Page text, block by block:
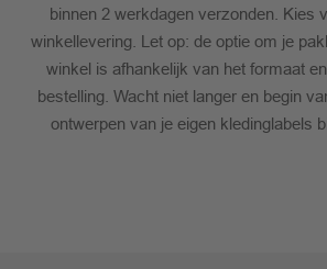
binnen 2 werkdagen verzonden. Kies
winkellevering. Let op: de optie om je
winkel is afhankelijk van het formaat
bestelling. Wacht niet langer en begin
ontwerpen van je eigen kledinglabels